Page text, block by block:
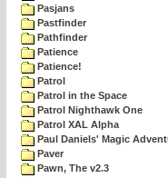
Pasjans
Pastfinder
Pathfinder
Patience
Patience!
Patrol
Patrol in the Space
Patrol Nighthawk One
Patrol XAL Alpha
Paul Daniels' Magic
Paver
Pawn, The v2.3